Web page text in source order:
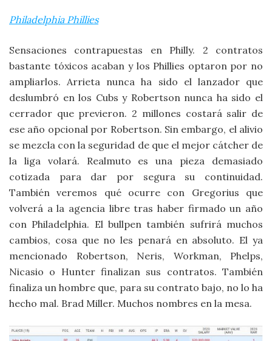
Philadelphia Phillies
Sensaciones contrapuestas en Philly. 2 contratos
bastante tóxicos acaban y los Phillies optaron por no
ampliarlos. Arrieta nunca ha sido el lanzador que
deslumbró en los Cubs y Robertson nunca ha sido el
cerrador que previeron. 2 millones costará salir de
ese año opcional por Robertson. Sin embargo, el alivio
se mezcla con la seguridad de que el mejor cátcher de
la liga volará. Realmuto es una pieza demasiado
cotizada para dar por segura su continuidad.
También veremos qué ocurre con Gregorius que
volverá a la agencia libre tras haber firmado un año
con Philadelphia. El bullpen también sufrirá muchos
cambios, cosa que no les penará en absoluto. El ya
mencionado Robertson, Neris, Workman, Phelps,
Nicasio o Hunter finalizan sus contratos. También
finaliza un hombre que, para su contrato bajo, no lo ha
hecho mal. Brad Miller. Muchos nombres en la mesa.